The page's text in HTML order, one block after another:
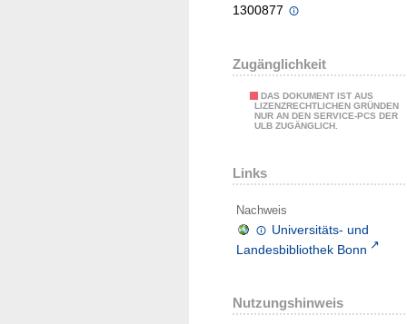
1300877
Zugänglichkeit
DAS DOKUMENT IST AUS
LIZENZRECHTLICHEN GRÜNDEN
NUR AN DEN SERVICE-PCS DER
ULB ZUGÄNGLICH.
Links
Nachweis
Universitäts- und
Landesbibliothek Bonn
Nutzungshinweis